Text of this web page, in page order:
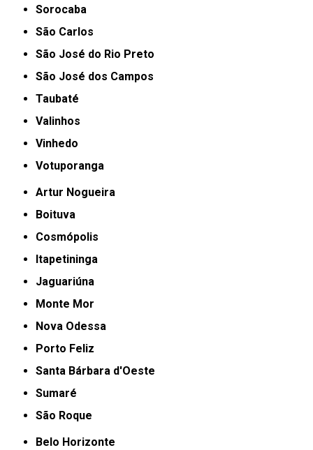
Sorocaba
São Carlos
São José do Rio Preto
São José dos Campos
Taubaté
Valinhos
Vinhedo
Votuporanga
Artur Nogueira
Boituva
Cosmópolis
Itapetininga
Jaguariúna
Monte Mor
Nova Odessa
Porto Feliz
Santa Bárbara d'Oeste
Sumaré
São Roque
Belo Horizonte